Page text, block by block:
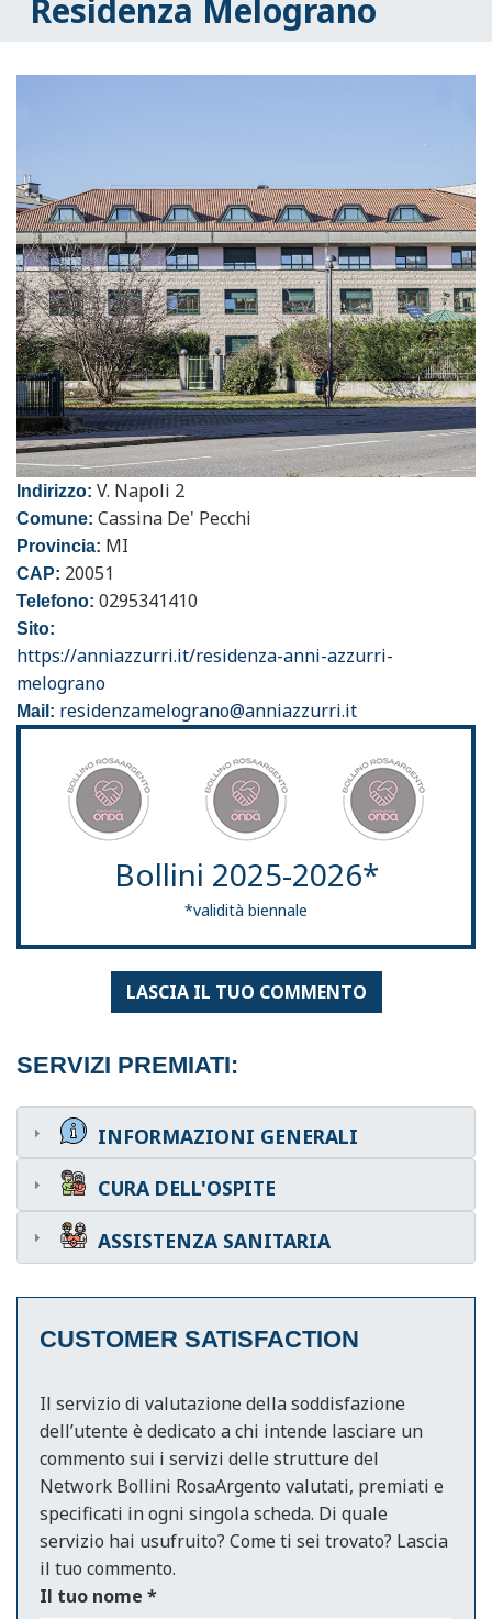
Residenza Melograno
Indirizzo: V. Napoli 2
Comune: Cassina De' Pecchi
Provincia: MI
CAP: 20051
Telefono: 0295341410
Sito:
https://anniazzurri.it/residenza-anni-azzurri-
melograno
Mail: residenzamelograno@anniazzurri.it
Bollini 2025-2026*
*validità biennale
LASCIA IL TUO COMMENTO
SERVIZI PREMIATI:
INFORMAZIONI GENERALI
CURA DELL'OSPITE
ASSISTENZA SANITARIA
CUSTOMER SATISFACTION
Il servizio di valutazione della soddisfazione
dell’utente è dedicato a chi intende lasciare un
commento sui i servizi delle strutture del
Network Bollini RosaArgento valutati, premiati e
specificati in ogni singola scheda. Di quale
servizio hai usufruito? Come ti sei trovato? Lascia
il tuo commento.
Il tuo nome *